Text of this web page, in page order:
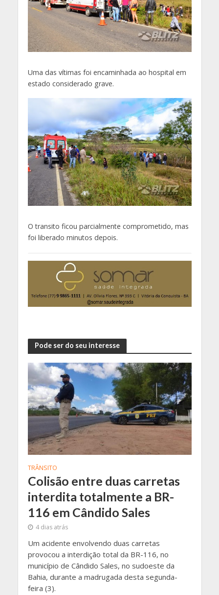
Uma das vítimas foi encaminhada ao hospital em
estado considerado grave.
O transito ficou parcialmente comprometido, mas
foi liberado minutos depois.
Pode ser do seu interesse
TRÂNSITO
Colisão entre duas carretas
interdita totalmente a BR-
116 em Cândido Sales
4 dias atrás
Um acidente envolvendo duas carretas
provocou a interdição total da BR-116, no
município de Cândido Sales, no sudoeste da
Bahia, durante a madrugada desta segunda-
feira (3).